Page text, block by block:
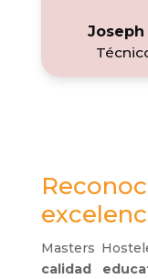
Joseph
Masters
calidad